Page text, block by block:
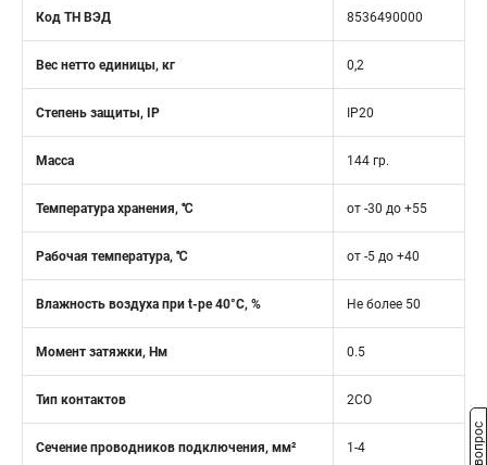
Код ТН ВЭД 8536490000
Вес нетто единицы, кг 0,2
Степень защиты, IP IP20
Масса 144 гр.
Температура хранения, ℃ от -30 до +55
Рабочая температура, ℃ от -5 до +40
Влажность воздуха при t-ре 40°C, % Не более 50
Момент затяжки, Нм 0.5
Тип контактов 2CO
Сечение проводников подключения, мм² 1-4